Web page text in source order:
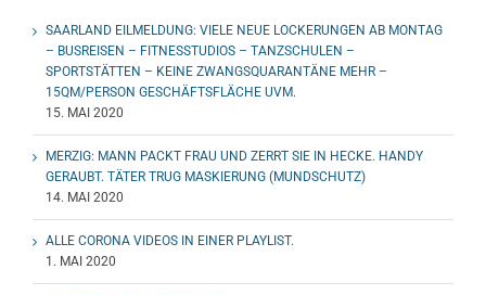
SAARLAND EILMELDUNG: VIELE NEUE LOCKERUNGEN AB MONTAG
– BUSREISEN – FITNESSTUDIOS – TANZSCHULEN –
SPORTSTÄTTEN – KEINE ZWANGSQUARANTÄNE MEHR –
15QM/PERSON GESCHÄFTSFLÄCHE UVM.
15. MAI 2020
MERZIG: MANN PACKT FRAU UND ZERRT SIE IN HECKE. HANDY
GERAUBT. TÄTER TRUG MASKIERUNG (MUNDSCHUTZ)
14. MAI 2020
ALLE CORONA VIDEOS IN EINER PLAYLIST.
1. MAI 2020